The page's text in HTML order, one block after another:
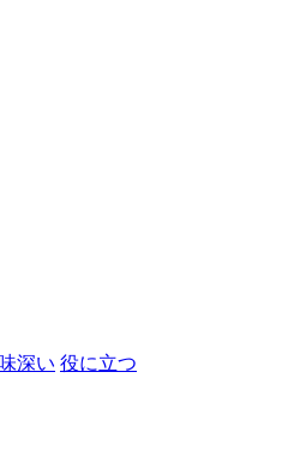
深い 役に立つ